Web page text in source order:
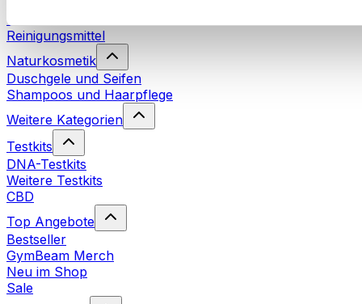
Waschmittel
Reinigungsmittel
Naturkosmetik
Duschgele und Seifen
Shampoos und Haarpflege
Weitere Kategorien
Testkits
DNA-Testkits
Weitere Testkits
CBD
Top Angebote
Bestseller
GymBeam Merch
Neu im Shop
Sale